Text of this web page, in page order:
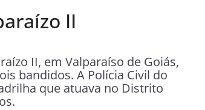
II
II, em Valparaíso de Goiás,
bandidos. A Polícia Civil do
que atuava no Distrito